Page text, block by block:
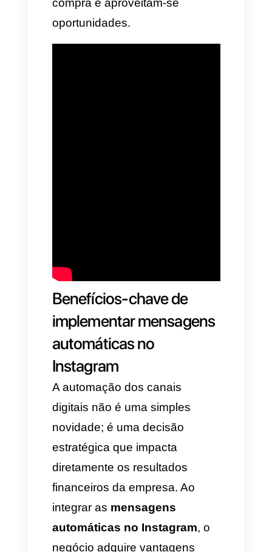
stories:Se um usuário
clientes
A função dasmensagens
automáticas no Instagram
não deve se limitar a enviar
uma saudação e pronto. Esse
tipo de resposta não agrega
valor e isola o cliente. Para uma
estratégia correta dentro do
funil de vendas, recomenda-se
que haja um
qualificação automatizado